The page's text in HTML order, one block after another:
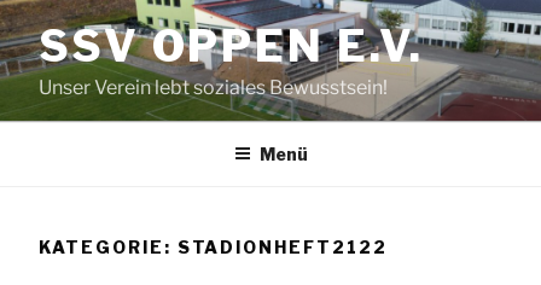
Zum
Inhalt
springenSSV OPPEN E.V.
Unser Verein lebt soziales Bewusstsein!
Menü
KATEGORIE: STADIONHEFT2122